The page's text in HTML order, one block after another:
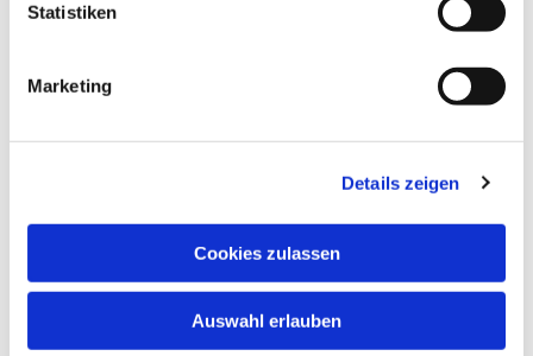
Statistiken
Marketing
Details zeigen
Cookies zulassen
Auswahl erlauben